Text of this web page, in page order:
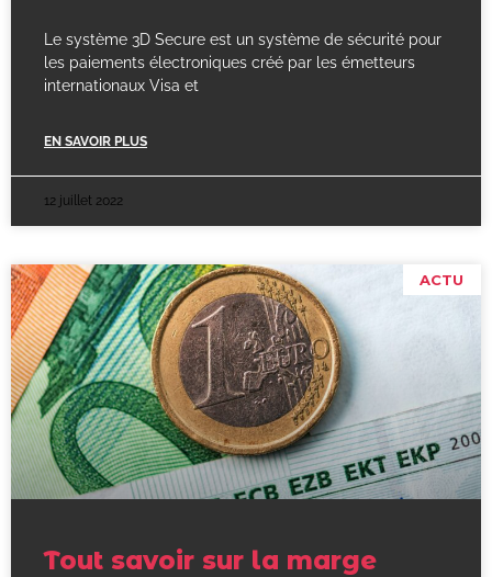
Le système 3D Secure est un système de sécurité pour
les paiements électroniques créé par les émetteurs
internationaux Visa et
EN SAVOIR PLUS
12 juillet 2022
ACTU
Tout savoir sur la marge